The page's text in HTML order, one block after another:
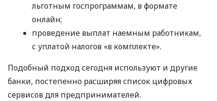
льготным госпрограммам, в формате
онлайн;
проведение выплат наемным работникам,
с уплатой налогов «в комплекте».
Подобный подход сегодня используют и другие
банки, постепенно расширяя список цифровых
сервисов для предпринимателей.